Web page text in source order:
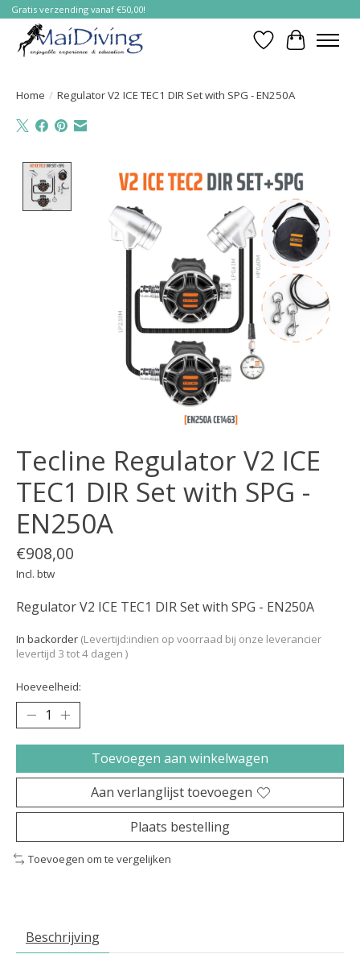
Gratis verzending vanaf €50,00!
Verlanglijst
Home / Regulator V2 ICE TEC1 DIR Set with SPG - EN250A
Product image slideshow Items
Tecline Regulator V2 ICE
TEC1 DIR Set with SPG -
EN250A
€908,00
Incl. btw
Regulator V2 ICE TEC1 DIR Set with SPG - EN250A
In backorder (Levertijd:indien op voorraad bij onze leverancier
levertijd 3 tot 4 dagen )
Hoeveelheid:
Toevoegen aan winkelwagen
Aan verlanglijst toevoegen
Plaats bestelling
Toevoegen om te vergelijken
Beschrijving